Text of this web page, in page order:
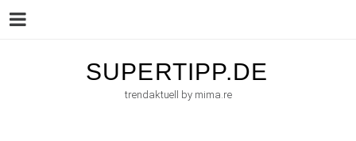
SUPERTIPP.DE
trendaktuell by mima.re
Menu